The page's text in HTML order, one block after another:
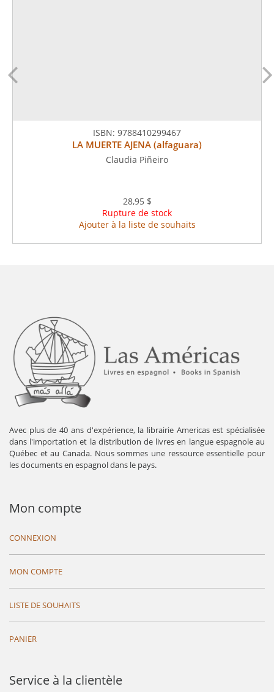
ISBN: 9788410299467
LA MUERTE AJENA (alfaguara)
Claudia Piñeiro
28,95 $
Rupture de stock
Ajouter à la liste de souhaits
Avec plus de 40 ans d'expérience, la librairie Americas est spécialisée
dans l'importation et la distribution de livres en langue espagnole au
Québec et au Canada. Nous sommes une ressource essentielle pour
les documents en espagnol dans le pays.
Mon compte
CONNEXION
MON COMPTE
LISTE DE SOUHAITS
PANIER
Service à la clientèle